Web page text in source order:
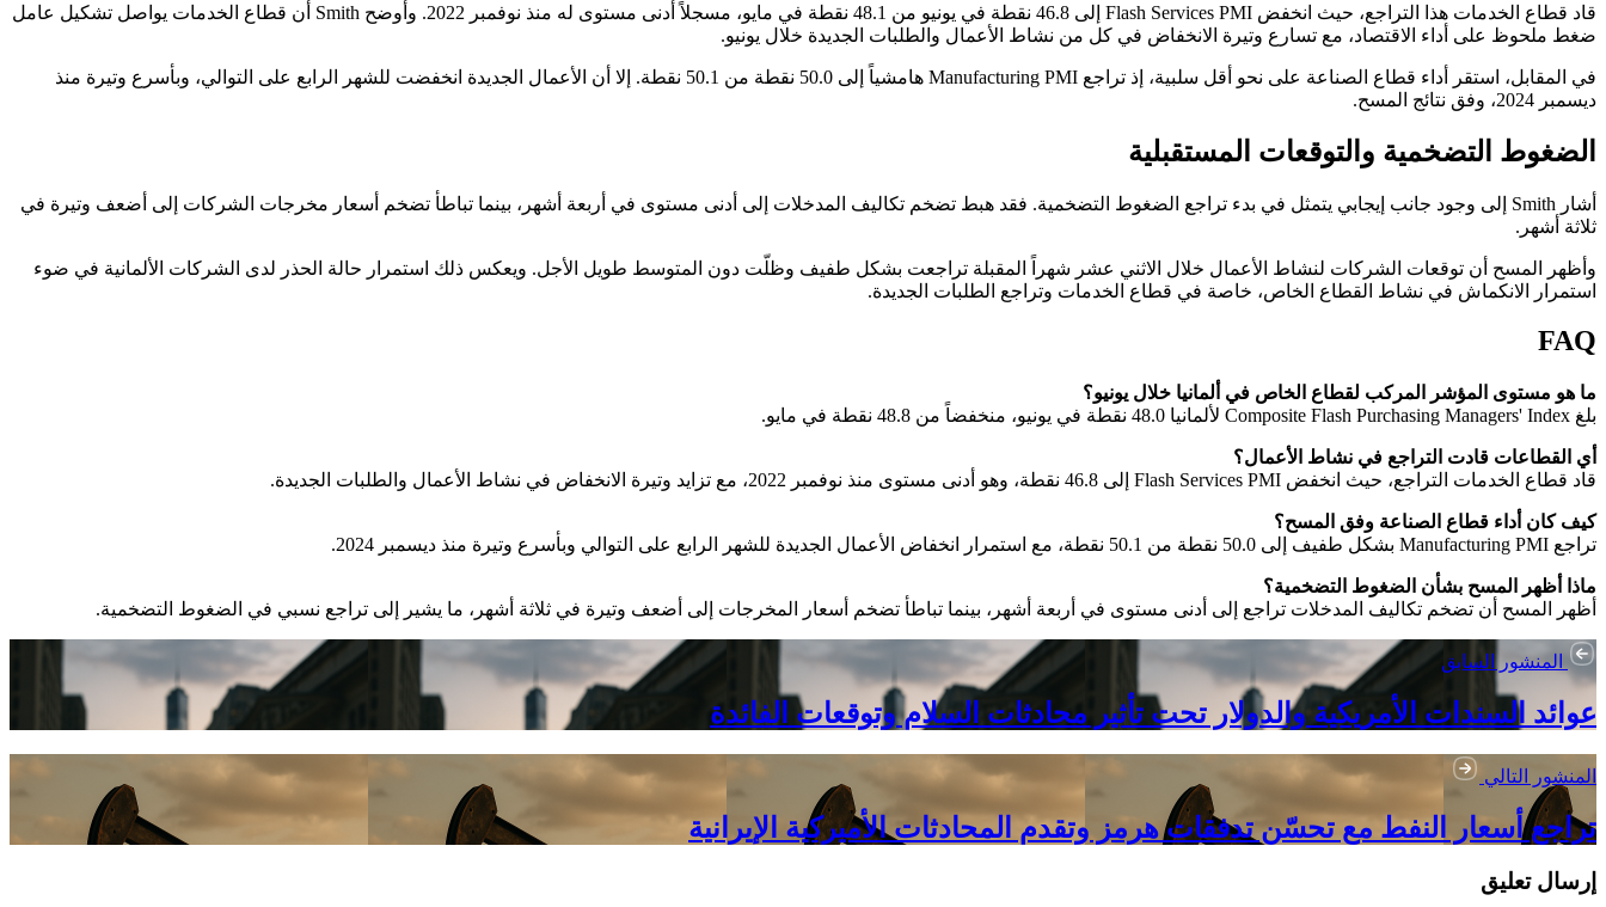
قاد قطاع الخدمات هذا التراجع، حيث انخفض Flash Services PMI إلى 46.8 نقطة في يونيو من 48.1 نقطة في مايو، مسجلاً أدنى مستوى له منذ نوفمبر 2022. وأوضح Smith أن قطاع الخدمات يواصل تشكيل عامل
ضغط ملحوظ على أداء الاقتصاد، مع تسارع وتيرة الانخفاض في كل من نشاط الأعمال والطلبات الجديدة خلال يونيو.
في المقابل، استقر أداء قطاع الصناعة على نحو أقل سلبية، إذ تراجع Manufacturing PMI هامشياً إلى 50.0 نقطة من 50.1 نقطة. إلا أن الأعمال الجديدة انخفضت للشهر الرابع على التوالي، وبأسرع وتيرة منذ
ديسمبر 2024، وفق نتائج المسح.
الضغوط التضخمية والتوقعات المستقبلية
أشار Smith إلى وجود جانب إيجابي يتمثل في بدء تراجع الضغوط التضخمية. فقد هبط تضخم تكاليف المدخلات إلى أدنى مستوى في أربعة أشهر، بينما تباطأ تضخم أسعار مخرجات الشركات إلى أضعف وتيرة في
ثلاثة أشهر.
وأظهر المسح أن توقعات الشركات لنشاط الأعمال خلال الاثني عشر شهراً المقبلة تراجعت بشكل طفيف وظلّت دون المتوسط طويل الأجل. ويعكس ذلك استمرار حالة الحذر لدى الشركات الألمانية في ضوء
استمرار الانكماش في نشاط القطاع الخاص، خاصة في قطاع الخدمات وتراجع الطلبات الجديدة.
FAQ
ما هو مستوى المؤشر المركب لقطاع الخاص في ألمانيا خلال يونيو؟
بلغ Composite Flash Purchasing Managers' Index لألمانيا 48.0 نقطة في يونيو، منخفضاً من 48.8 نقطة في مايو.
أي القطاعات قادت التراجع في نشاط الأعمال؟
قاد قطاع الخدمات التراجع، حيث انخفض Flash Services PMI إلى 46.8 نقطة، وهو أدنى مستوى منذ نوفمبر 2022، مع تزايد وتيرة الانخفاض في نشاط الأعمال والطلبات الجديدة.
كيف كان أداء قطاع الصناعة وفق المسح؟
تراجع Manufacturing PMI بشكل طفيف إلى 50.0 نقطة من 50.1 نقطة، مع استمرار انخفاض الأعمال الجديدة للشهر الرابع على التوالي وبأسرع وتيرة منذ ديسمبر 2024.
ماذا أظهر المسح بشأن الضغوط التضخمية؟
أظهر المسح أن تضخم تكاليف المدخلات تراجع إلى أدنى مستوى في أربعة أشهر، بينما تباطأ تضخم أسعار المخرجات إلى أضعف وتيرة في ثلاثة أشهر، ما يشير إلى تراجع نسبي في الضغوط التضخمية.
المنشور السابق
عوائد السندات الأمريكية والدولار تحت تأثير محادثات السلام وتوقعات الفائدة
المنشور التالي
تراجع أسعار النفط مع تحسّن تدفقات هرمز وتقدم المحادثات الأميركية الإيرانية
إرسال تعليق